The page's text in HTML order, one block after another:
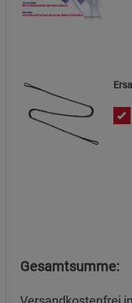
Gesamtsumme: